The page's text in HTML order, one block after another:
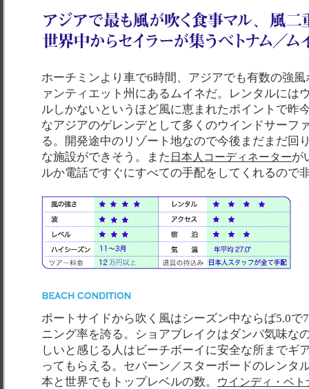
ホーチミンより車で6時間、アジアでも有数の強
ァンティエット州にあるムイネだ。レンタルには
ルしかないというほど風に恵まれたポイントで昨
なアジアのゲレンデとして多くのウインドサーフ
る。開発途中のリゾート地なので今後まだまだ回
な施設ができそう。また 日本人コーディネーターが
ルか電話ですぐにすべての手配をしてくれるので
ポートサイドから吹く風はシーズン中ならば5.0で
ニング率を誇る。ショアブレイクはダンパ気味な
しいと感じる人はビーチボーイに安全な所までギ
ってもらえる。セバーン／スターボードのレンタ
本と世界でもトップレベルの数。
ウインディ・ベト